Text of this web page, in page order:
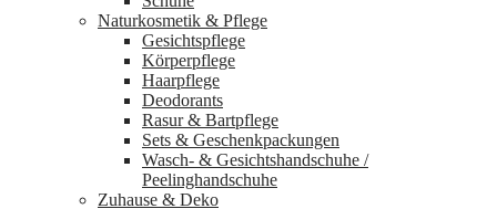
Naturkosmetik & Pflege
Gesichtspflege
Körperpflege
Haarpflege
Deodorants
Rasur & Bartpflege
Sets & Geschenkpackungen
Wasch‑ & Gesichtshandschuhe /
Peelinghandschuhe
Zuhause & Deko